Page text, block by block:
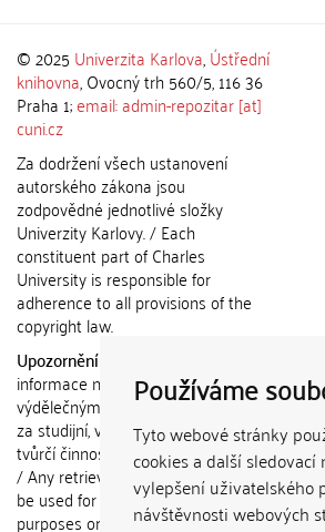
Používáme
Tyto webové stránky
cookies a další sledovací
vylepšení uživatelského
návštěvnosti webových
© 2025 Univerzita Karlova,Ústřední
knihovna, Ovocný trh 560/5, 116 36
Praha 1;email: admin-repozitar [at]
cuni.cz
Za dodržení všech ustanovení
autorského zákona jsou
zodpovědné jednotlivé složky
Univerzity Karlovy. / Each
constituent part of Charles
University is responsible for
adherence to all provisions of the
copyright law.
Upozornění / Notice:
informace nemohou být použity k
výdělečným účelům nebo vydávány
za studijní, vědeckou nebo jinou
tvůrčí činnost jiné osoby než autora.
/ Any retrieved information shall not
be used for any commercial
purposes or claimed as results of